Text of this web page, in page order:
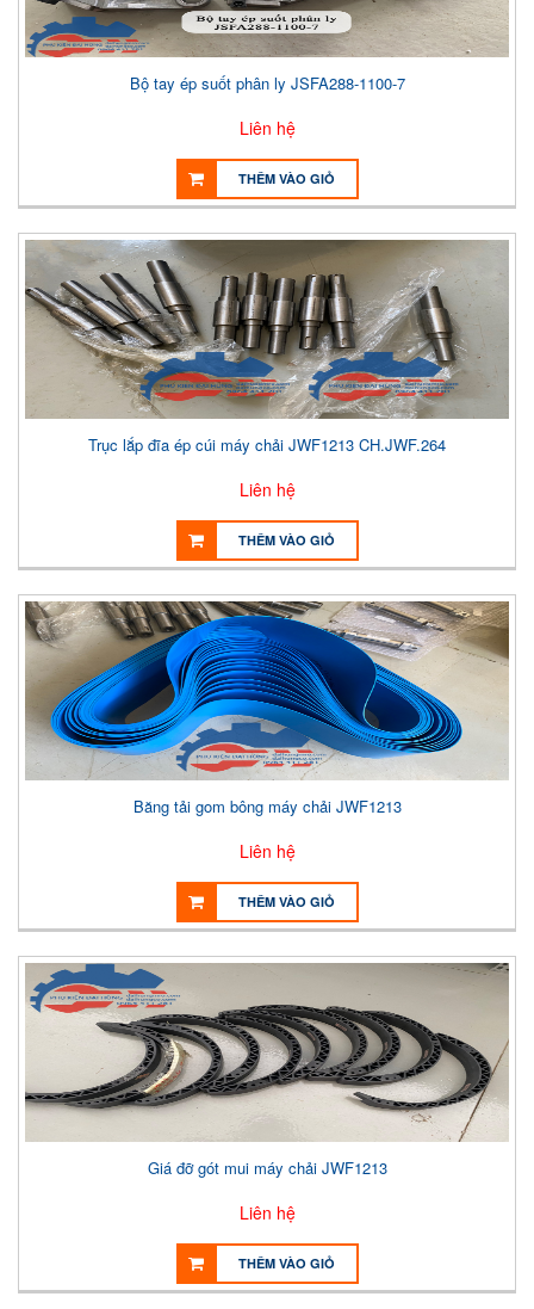
Bộ tay ép suốt phân ly JSFA288-1100-7
Liên hệ
THÊM VÀO GIỎ
Trục lắp đĩa ép cúi máy chải JWF1213 CH.JWF.264
Liên hệ
THÊM VÀO GIỎ
Băng tải gom bông máy chải JWF1213
Liên hệ
THÊM VÀO GIỎ
Giá đỡ gót mui máy chải JWF1213
Liên hệ
THÊM VÀO GIỎ